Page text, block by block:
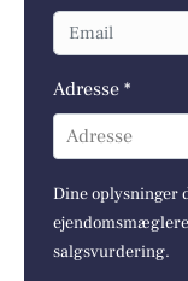
Adresse *
Adresse
Dine oplysninger
salgsvurdering.